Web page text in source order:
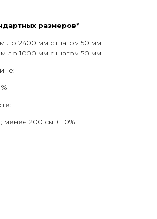
размеров*
до 2400 мм с шагом 50 мм
до 1000 мм с шагом 50 мм
менее 200 см + 10%